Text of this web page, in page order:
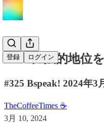
登録 ログイン
DAOに法的地位
#325 Bspeak! 2024年3
TheCoffeeTimes ☕
3月 10, 2024